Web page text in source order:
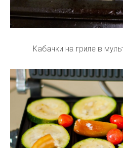
Кабачки на гриле в